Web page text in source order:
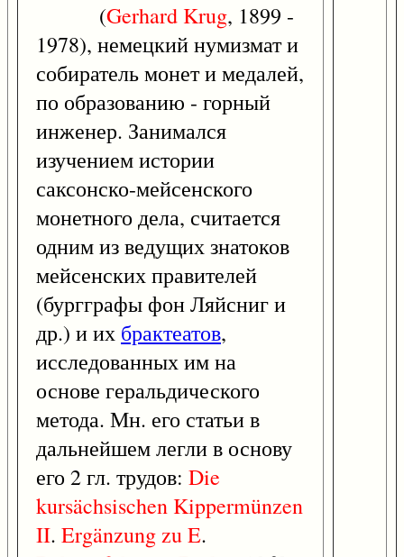
(Gerhard Krug, 1899 -
1978), немецкий нумизмат и
собиратель монет и медалей,
по образованию - горный
инженер. Занимался
изучением истории
саксонско-мейсенского
монетного дела, считается
одним из ведущих знатоков
мейсенских правителей
(бургграфы фон Ляйсниг и
др.) и их брактеатов,
исследованных им на
основе геральдического
метода. Мн. его статьи в
дальнейшем легли в основу
его 2 гл. трудов: Die
kursächsischen Kippermünzen
II. ErgänzungzuE.